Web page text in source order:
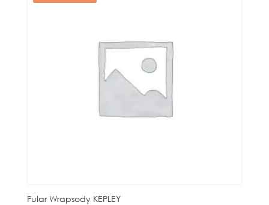
Fular Wrapsody KEPLEY